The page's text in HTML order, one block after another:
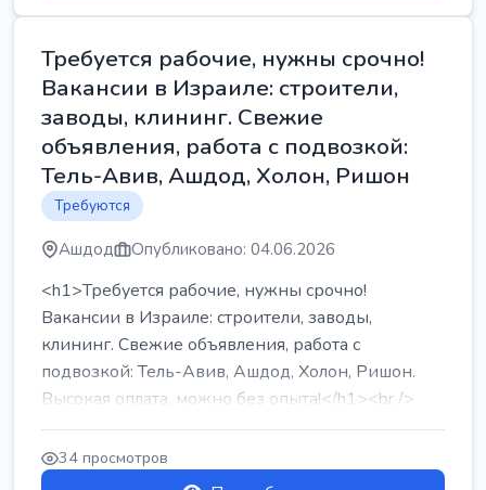
Требуется рабочие, нужны срочно!
Вакансии в Израиле: строители,
заводы, клининг. Свежие
объявления, работа с подвозкой:
Тель-Авив, Ашдод, Холон, Ришон
Требуются
Ашдод Опубликовано: 04.06.2026
<h1>Требуется рабочие, нужны срочно!
Вакансии в Израиле: строители, заводы,
клининг. Свежие объявления, работа с
подвозкой: Тель-Авив, Ашдод, Холон, Ришон.
Высокая оплата, можно без опыта!</h1><br />
...
34 просмотров